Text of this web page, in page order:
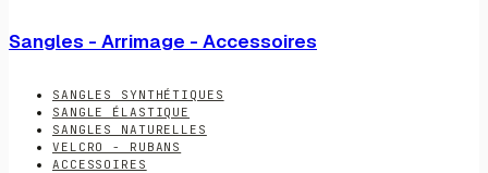
Sangles - Arrimage - Accessoires
SANGLES SYNTHÉTIQUES
SANGLE ÉLASTIQUE
SANGLES NATURELLES
VELCRO - RUBANS
ACCESSOIRES